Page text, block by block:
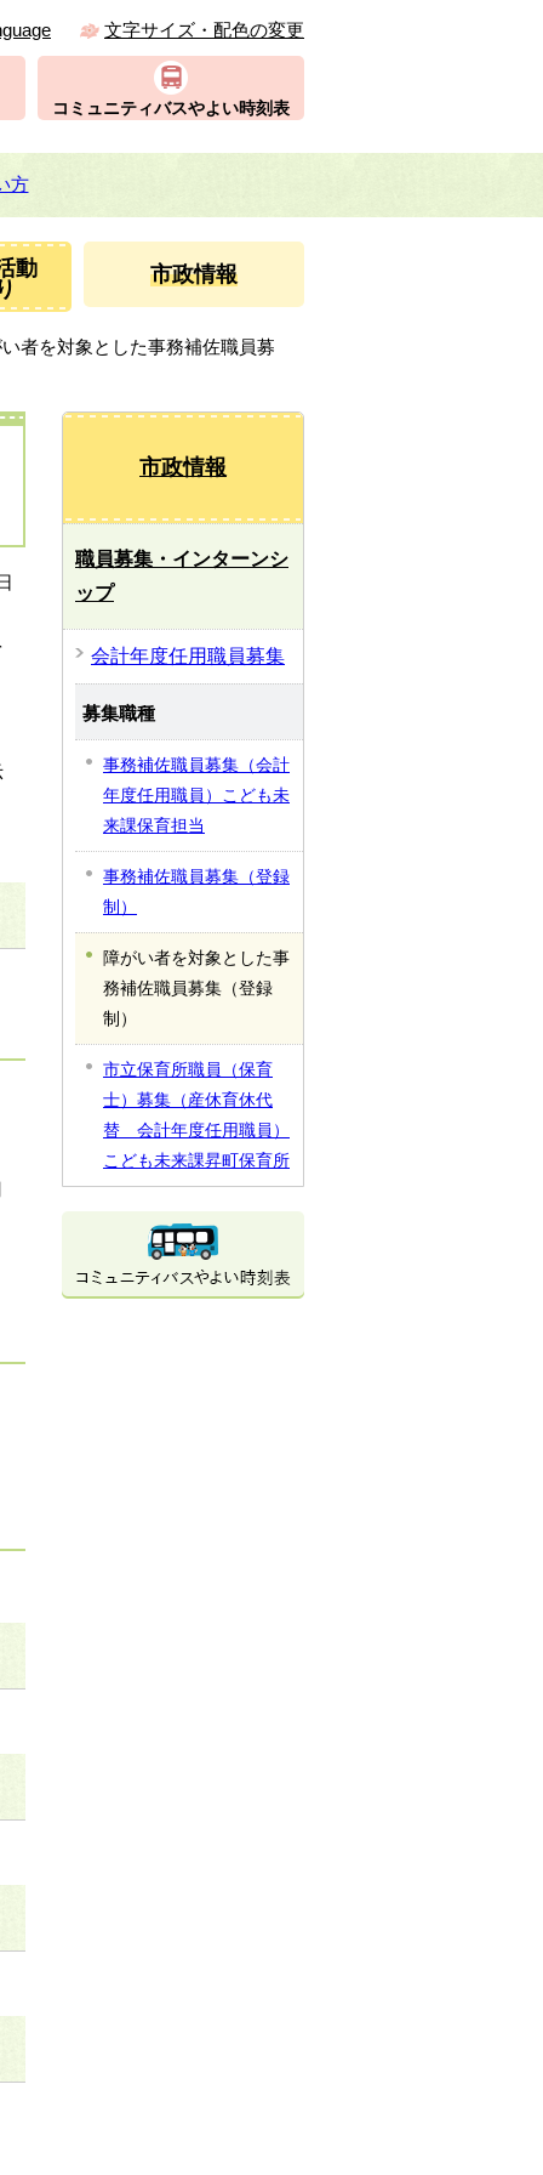
文字サイズ・配色の変更
コミュニティバスやよい時刻表
方
動
市政情報
者を対象とした事務補佐職員募
市政情報
職員募集・インターンシ
ップ
会計年度任用職員募集
募集職種
事務補佐職員募集（会計
年度任用職員）こども未
来課保育担当
事務補佐職員募集（登録
制）
障がい者を対象とした事
務補佐職員募集（登録
制）
市立保育所職員（保育
士）募集（産休育休代
替 会計年度任用職員）
こども未来課昇町保育所